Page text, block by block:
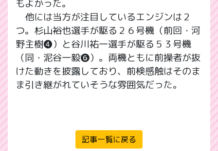
もよかった。
他には当方が注目しているエンジンは２
つ。杉山裕也選手が駆る２６号機（前回・河
野主樹❹）と谷川祐一選手が駆る５３号機
（同・泥谷一毅❻）。両機ともに前操者が抜
けた動きを披露しており、前検感触はそのま
ま引き継がれていそうな雰囲気だった。
記事一覧に戻る